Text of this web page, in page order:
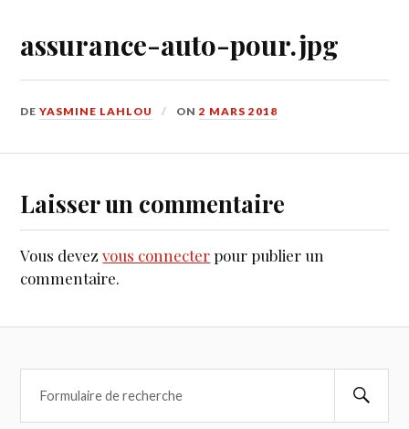
assurance-auto-pour.jpg
DEYASMINE LAHLOU ON2 MARS 2018
Laisser un commentaire
Vous devezvous connecterpour publier un
commentaire.